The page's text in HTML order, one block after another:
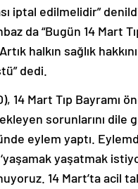
iptal edilmelidir”
da “Bugün 14 Mart
halkın sağlık
dedi.
14 Mart Tıp Bayramı
sorunlarını
eylem yaptı.
yaşatmak
14 Mart’ta acil